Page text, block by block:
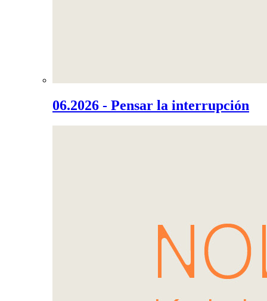
06.2026 - Pensar la interrupción